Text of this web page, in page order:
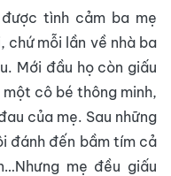
tình cảm ba mẹ
mỗi lần về nhà ba
Mới đầu họ còn giấu
cô bé thông minh,
của mẹ. Sau những
đánh đến bầm tím cả
mẹ đều giấu